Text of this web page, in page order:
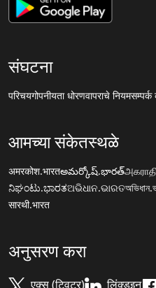
संघटना
परिचयगोपनीयता धोरणवापराचे नियमसम्पर्क
आमच्या संकेतस्थळे
अमरकोश.भारतఅమర్కోష్.భారత్
ನಿಘಂಟು.ಭಾರತଅଭିଧାନ.ଭାରତ
सारथी.भारत
अनुसरण करा
एक्स (ट्विटर) लिंक्डइन